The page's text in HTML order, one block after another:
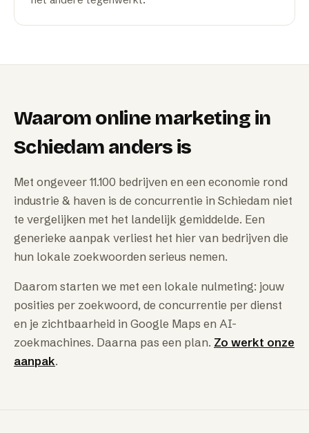
Waarom online marketing in
Schiedam anders is
Met ongeveer 11.100 bedrijven en een economie rond
industrie & haven is de concurrentie in Schiedam niet
te vergelijken met het landelijk gemiddelde. Een
generieke aanpak verliest het hier van bedrijven die
hun lokale zoekwoorden serieus nemen.
Daarom starten we met een lokale nulmeting: jouw
posities per zoekwoord, de concurrentie per dienst
en je zichtbaarheid in Google Maps en AI-
zoekmachines. Daarna pas een plan. Zo werkt onze
aanpak.